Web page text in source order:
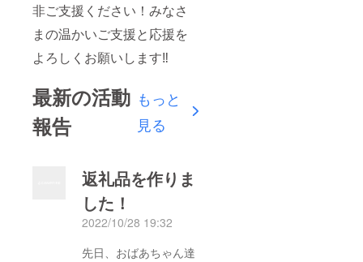
非ご支援ください！みなさ
まの温かいご支援と応援を
よろしくお願いします‼
最新の活動
報告
もっと
見る
返礼品を作りま
した！
2022/10/28 19:32
先日、おばあちゃん達